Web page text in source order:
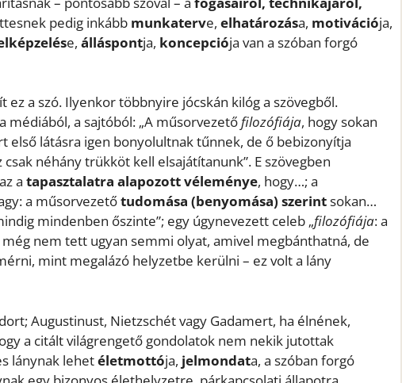
pedig inkább munkaterve, elhatározása, motivációja,
e, álláspontja, koncepciója van a szóban forgó
a szó. Ilyenkor többnyire jócskán kilóg a szövegből.
médiából, a sajtóból: „A műsorvezetőfilozófiája, hogy sokan
látásra igen bonyolultnak tűnnek, de ő bebizonyítja
néhány trükköt kell elsajátítanunk”. E szövegben
a tapasztalatra alapozottvéleménye, hogy…; a
a műsorvezetőtudomása (benyomása) szerintsokan…
mindenben őszinte”; egy úgynevezett celeb „filozófiája: a
nem tett ugyan semmi olyat, amivel megbánthatná, de
mint megalázó helyzetbe kerülni – ez volt a lány
Augustinust, Nietzschét vagy Gadamert, ha élnének,
a citált világrengető gondolatok nem nekik jutottak
lánynak lehetéletmottója, jelmondata, a szóban forgó